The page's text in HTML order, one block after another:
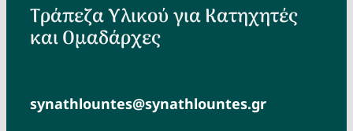
Τράπεζα Υλικού για Κατηχητές
και Ομαδάρχες
synathlountes@synathlountes.gr